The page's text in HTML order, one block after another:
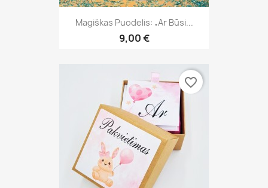
Magiškas Puodelis: „Ar Būsi...
9,00 €
favorite_border